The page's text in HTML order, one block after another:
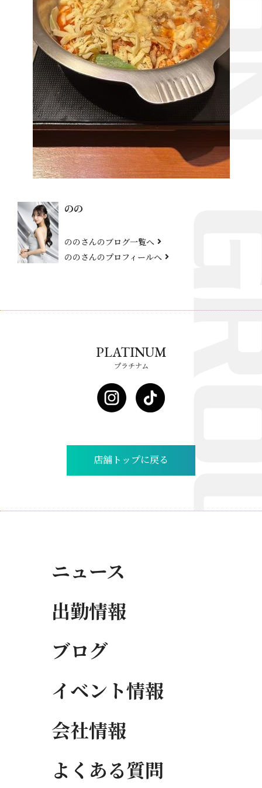
のの
ののさんのブログ一覧へ
ののさんのプロフィールへ
PLATINUM
プラチナム
店舗トップに戻る
ニュース
出勤情報
ブログ
イベント情報
会社情報
よくある質問